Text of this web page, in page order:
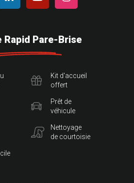
Rapid Pare-Brise
Kit d'accueil
offert
Prêt de
véhicule
Nettoyage
de courtoisie